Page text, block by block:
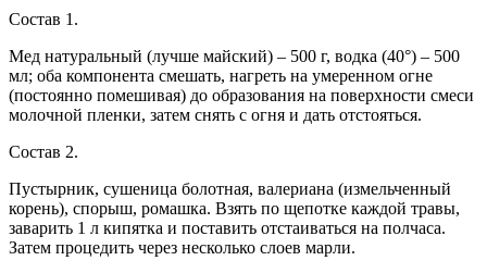
Состав 1.
Мед натуральный (лучше майский) – 500 г, водка (40°) – 500
мл; оба компонента смешать, нагреть на умеренном огне
(постоянно помешивая) до образования на поверхности смеси
молочной пленки, затем снять с огня и дать отстояться.
Состав 2.
Пустырник, сушеница болотная, валериана (измельченный
корень), спорыш, ромашка. Взять по щепотке каждой травы,
заварить 1 л кипятка и поставить отстаиваться на полчаса.
Затем процедить через несколько слоев марли.